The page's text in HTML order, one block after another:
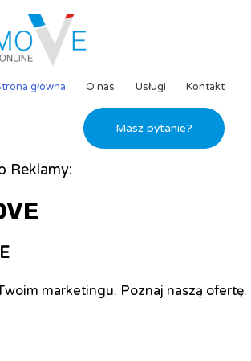
główna O nas Usługi Kontakt
Masz pytanie?
Reklamy:
marketingu. Poznaj naszą ofertę.